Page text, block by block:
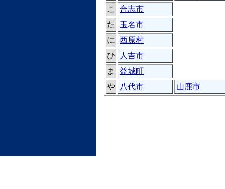
こ
合志市
た
玉名市
に 西原村
ひ
人吉市
ま
益城町
や 八代市 山鹿市